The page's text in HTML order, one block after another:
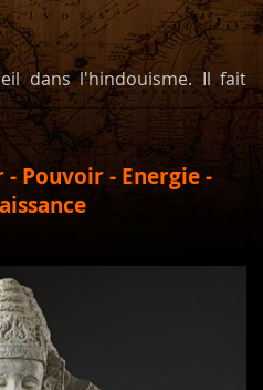
dans l'hindouisme. Il fait
Pouvoir - Energie -